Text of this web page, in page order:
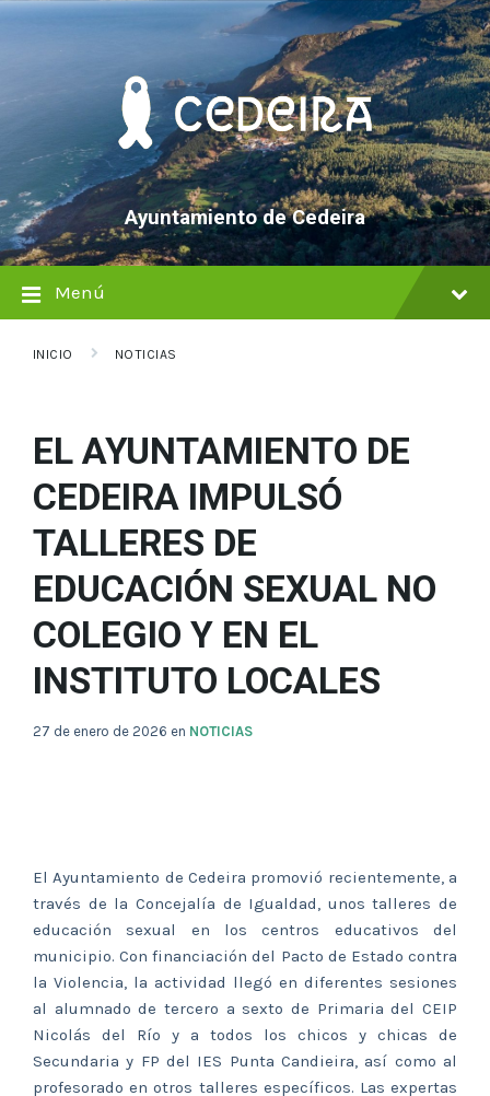
saltar
Saltar
Saltar
Ayuntamiento de Cedeira
Menú
INICIO NOTICIAS
EL AYUNTAMIENTO DE
CEDEIRA IMPULSÓ
TALLERES DE
EDUCACIÓN SEXUAL NO
COLEGIO Y EN EL
INSTITUTO LOCALES
27 de enero de 2026 en NOTICIAS
El Ayuntamiento de Cedeira promovió recientemente, a
través de la Concejalía de Igualdad, unos talleres de
educación sexual en los centros educativos del
municipio. Con financiación del Pacto de Estado contra
la Violencia, la actividad llegó en diferentes sesiones
al alumnado de tercero a sexto de Primaria del CEIP
Nicolás del Río y a todos los chicos y chicas de
Secundaria y FP del IES Punta Candieira, así como al
profesorado en otros talleres específicos. Las expertas